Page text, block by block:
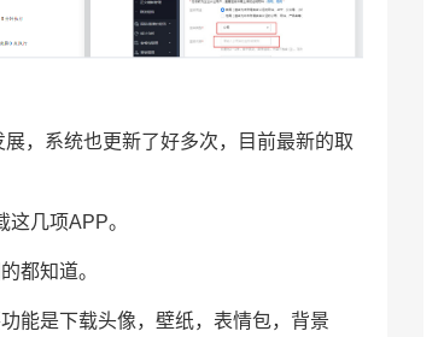
，系统也更新了好多次，目前最新的取
几项APP。
都知道。
能是下载头像，壁纸，表情包，背景